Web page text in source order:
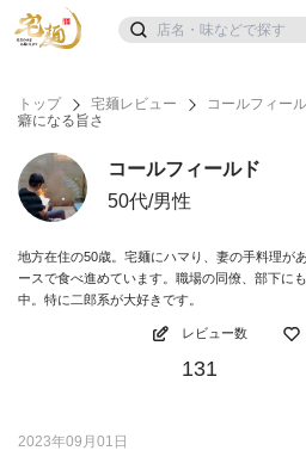
トップ 宅麺レビュー
コールフィー
癖になる旨さ
コールフィールド
50代/男性
地方在住の50歳。宅麺にハマり、妻の手料理が
ースで食べ進めています。職場の同僚、部下に
中。特に二郎系が大好きです。
レビュー数
131
2023年09月01日